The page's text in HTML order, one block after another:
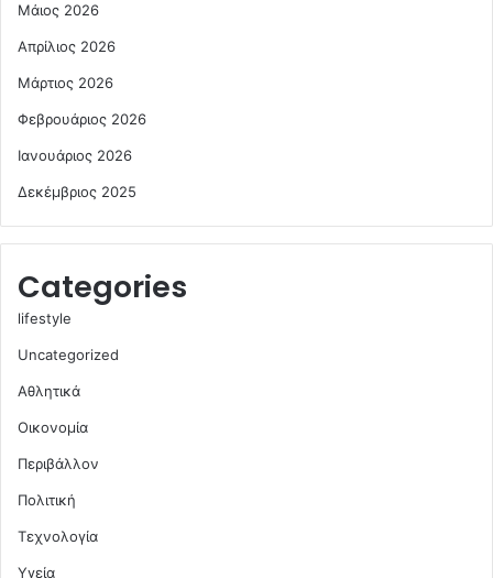
Μάιος 2026
Απρίλιος 2026
Μάρτιος 2026
Φεβρουάριος 2026
Ιανουάριος 2026
Δεκέμβριος 2025
Categories
lifestyle
Uncategorized
Αθλητικά
Οικονομία
Περιβάλλον
Πολιτική
Τεχνολογία
Υγεία